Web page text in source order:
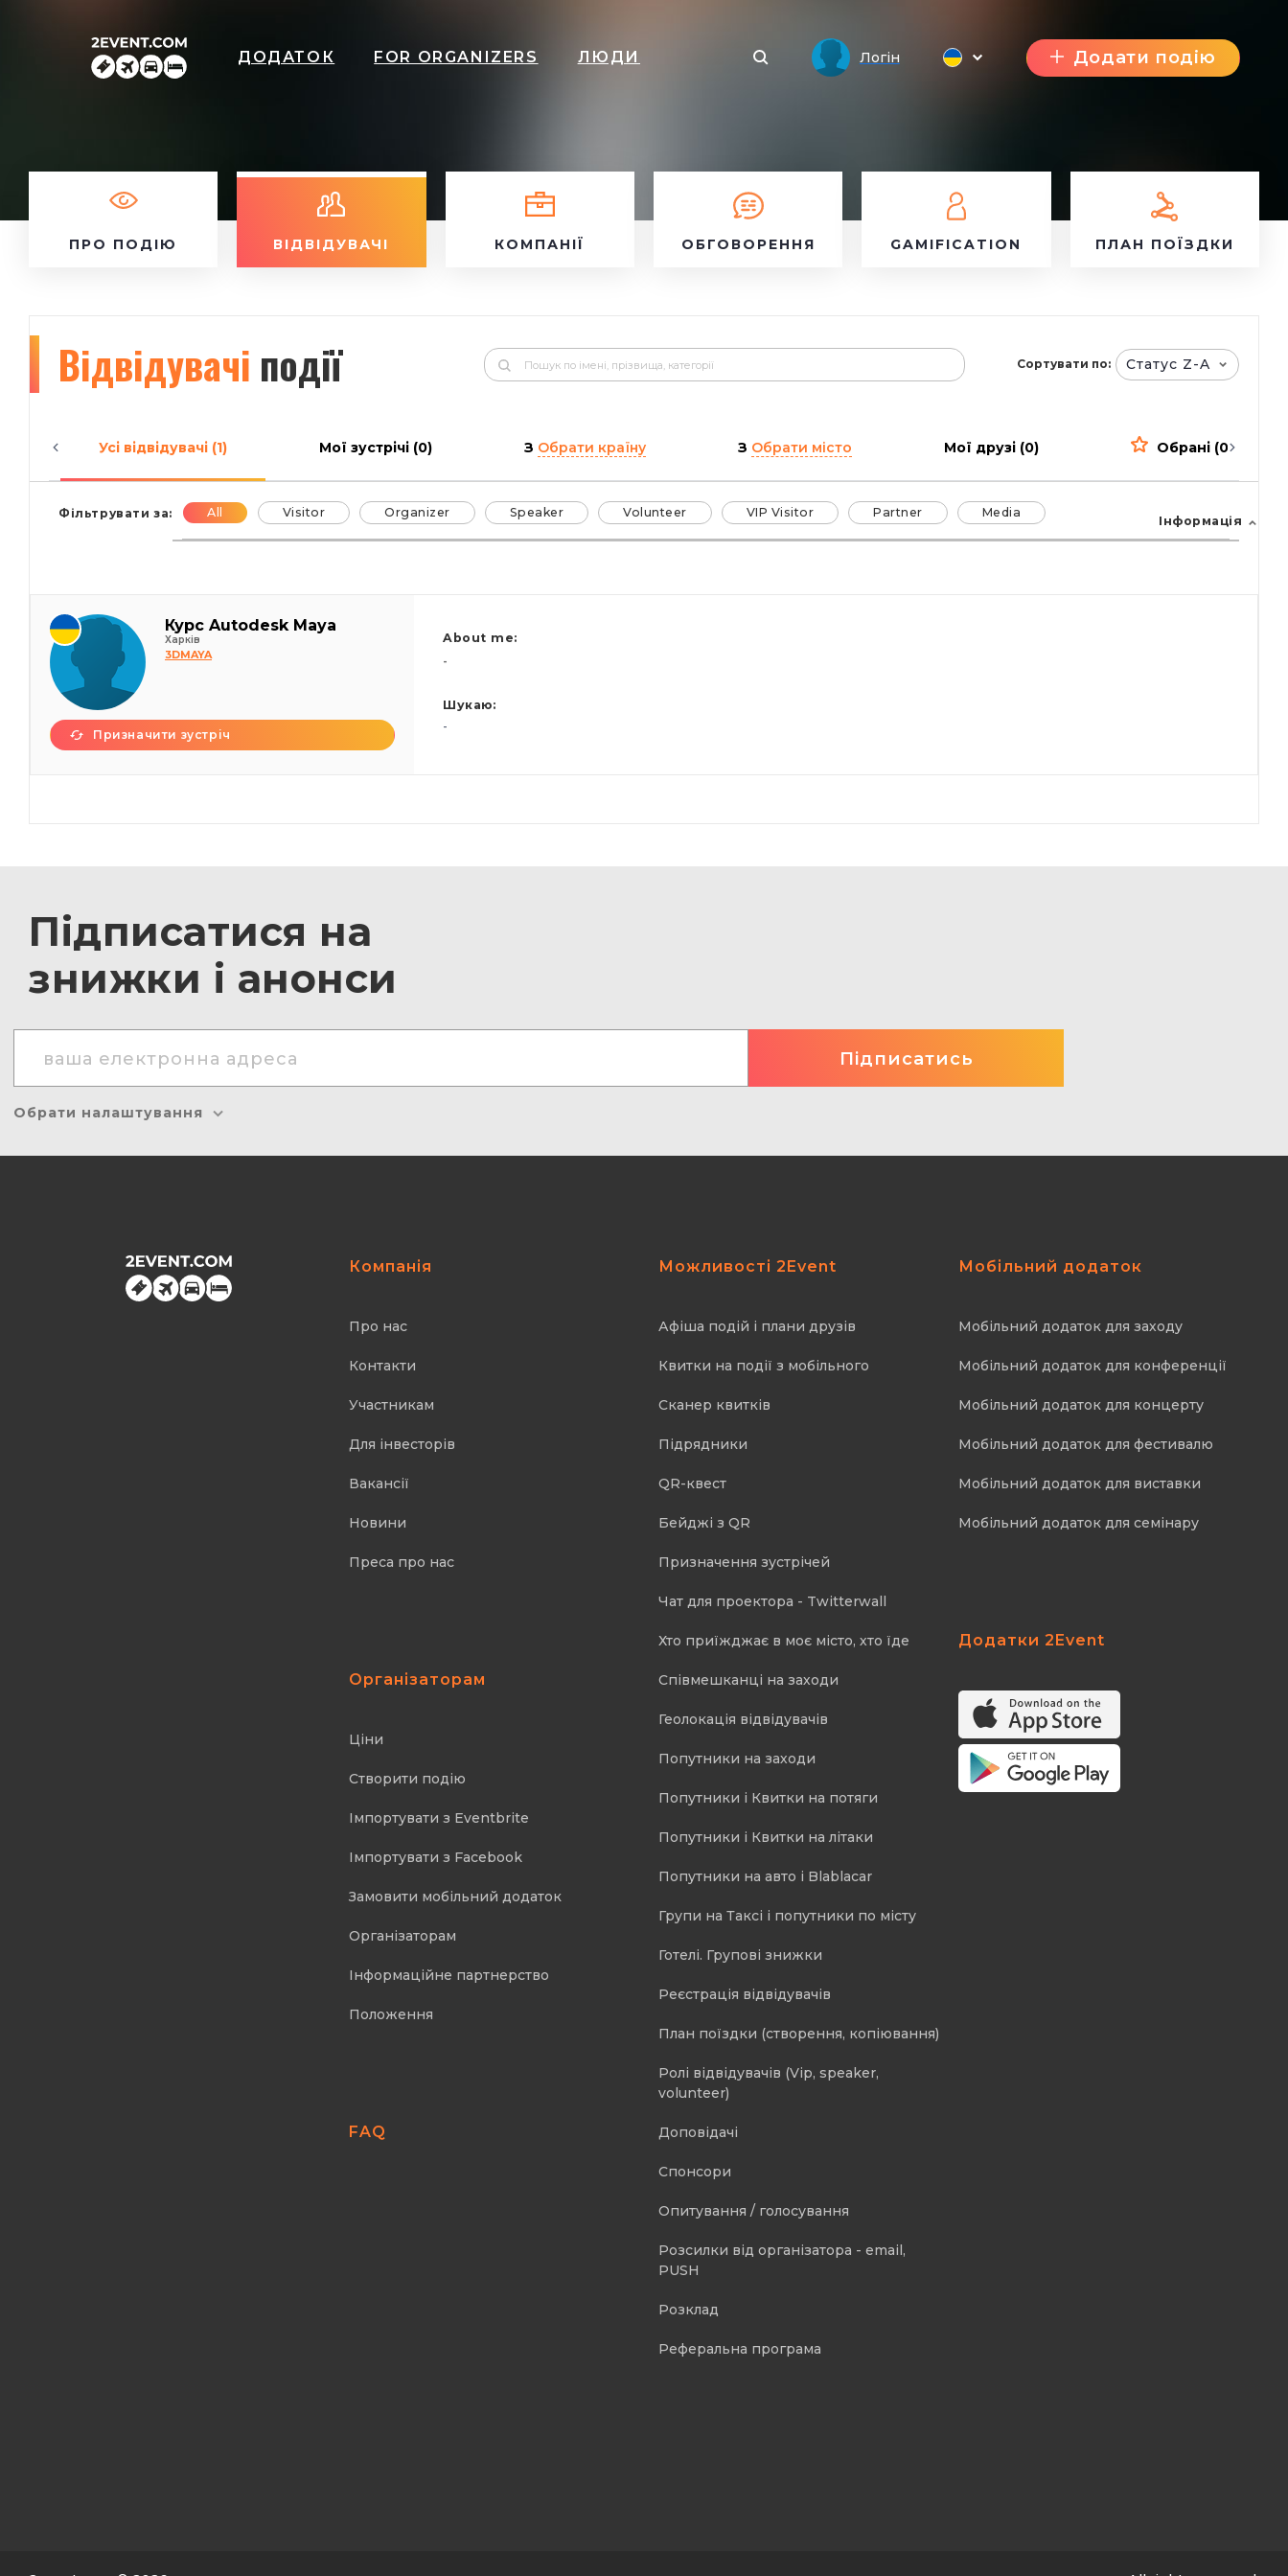
ДОДАТОК FOR ORGANIZERS ЛЮДИ Логін Додати подію
ПРО ПОДІЮ ВІДВІДУВАЧІ КОМПАНІЇ ОБГОВОРЕННЯ GAMIFICATION ПЛАН ПОЇЗДКИ
Відвідувачі події Сортувати по: Статус Z-A
Усі відвідувачі (1) Мої зустрічі (0) З Обрати країну З Обрати місто Мої друзі (0) Обрані (0)
Фільтрувати за: All Visitor Organizer Speaker Volunteer VIP Visitor Partner Media
Інформація
Курс Autodesk Maya
Харків
3DMAYA
Призначити зустріч
About me:
-
Шукаю:
-
Підписатися на
знижки і анонси
Обрати налаштування
Компанія
Про нас
Контакти
Участникам
Для інвесторів
Вакансії
Новини
Преса про нас
Організаторам
Ціни
Створити подію
Імпортувати з Eventbrite
Імпортувати з Facebook
Замовити мобільний додаток
Організаторам
Інформаційне партнерство
Положення
FAQ
Можливості 2Event
Афіша подій і плани друзів
Квитки на події з мобільного
Cканер квитків
Підрядники
QR-квест
Бейджі з QR
Призначення зустрічей
Чат для проектора - Twitterwall
Хто приїжджає в моє місто, хто їде
Співмешканці на заходи
Геолокація відвідувачів
Попутники на заходи
Попутники і Квитки на потяги
Попутники і Квитки на літаки
Попутники на авто і Blablacar
Групи на Таксі і попутники по місту
Готелі. Групові знижки
Реєстрація відвідувачів
План поїздки (створення, копіювання)
Ролі відвідувачів (Vip, speaker,
volunteer)
Доповідачі
Спонсори
Опитування / голосування
Розсилки від організатора - email,
PUSH
Розклад
Реферальна програма
Мобільний додаток
Мобільний додаток для заходу
Мобільний додаток для конференції
Мобільний додаток для концерту
Мобільний додаток для фестивалю
Мобільний додаток для виставки
Мобільний додаток для семінару
Додатки 2Event